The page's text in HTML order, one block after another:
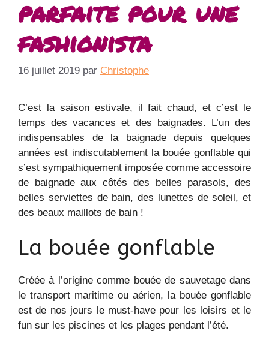
parfaite pour une
fashionista
16 juillet 2019 par Christophe
C’est la saison estivale, il fait chaud, et c’est le
temps des vacances et des baignades. L’un des
indispensables de la baignade depuis quelques
années est indiscutablement la bouée gonflable qui
s’est sympathiquement imposée comme accessoire
de baignade aux côtés des belles parasols, des
belles serviettes de bain, des lunettes de soleil, et
des beaux maillots de bain !
La bouée gonflable
Créée à l’origine comme bouée de sauvetage dans
le transport maritime ou aérien, la bouée gonflable
est de nos jours le must-have pour les loisirs et le
fun sur les piscines et les plages pendant l’été.